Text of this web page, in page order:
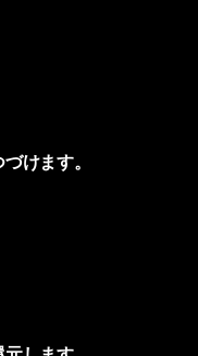
けます。